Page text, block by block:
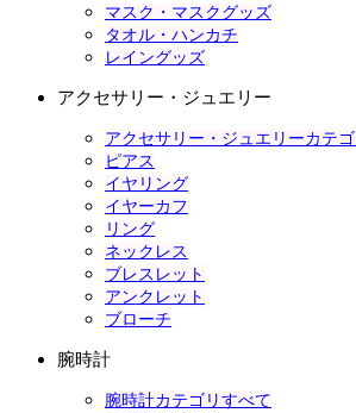
マスク・マスクグッズ
タオル・ハンカチ
レイングッズ
アクセサリー・ジュエリー
アクセサリー・ジュエリーカテ
ピアス
イヤリング
イヤーカフ
リング
ネックレス
ブレスレット
アンクレット
ブローチ
腕時計
腕時計カテゴリすべて